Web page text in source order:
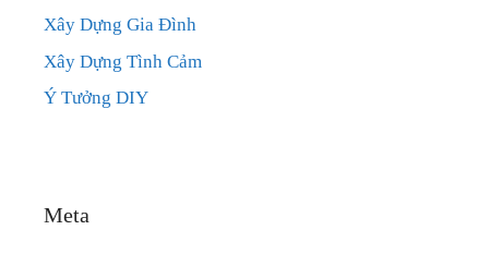
Xây Dựng Gia Đình
Xây Dựng Tình Cảm
Ý Tưởng DIY
Meta